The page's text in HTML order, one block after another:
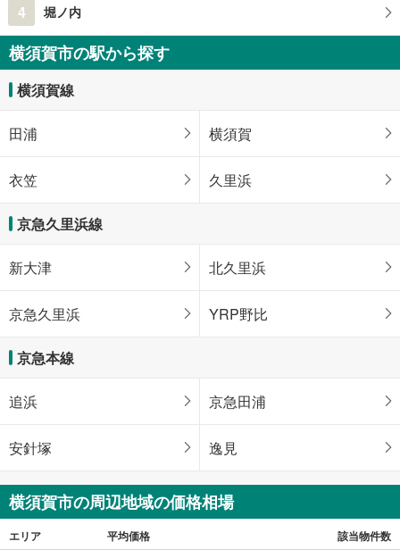
4 堀ノ内
横須賀市の駅から探す
横須賀線
田浦 横須賀
衣笠 久里浜
京急久里浜線
新大津 北久里浜
京急久里浜 YRP野比
京急本線
追浜 京急田浦
安針塚 逸見
横須賀市の周辺地域の価格相場
エリア 平均価格 該当物件数